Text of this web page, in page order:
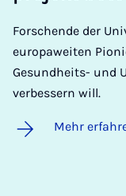
Forschende der
europaweiten
Gesundheits- und
verbessern will.
Mehr